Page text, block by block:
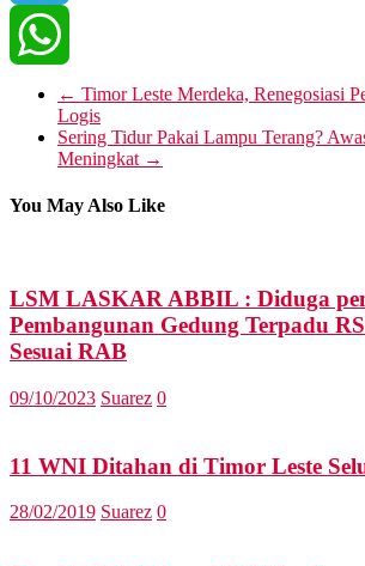
Telegram
WhatsApp
← Timor Leste Merdeka, Renegosiasi
Logis
Sering Tidur Pakai Lampu Terang?
Meningkat →
You May Also Like
LSM LASKAR ABBIL : Diduga
Pembangunan Gedung Terpadu
Sesuai RAB
09/10/2023 Suarez 0
11 WNI Ditahan di Timor Leste
28/02/2019 Suarez 0